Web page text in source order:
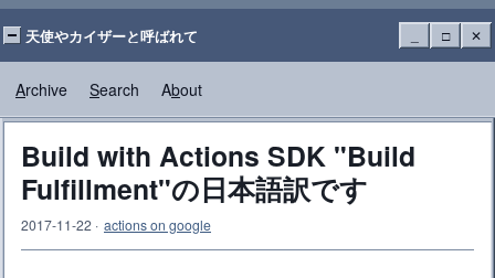
天使やカイザーと呼ばれて □ ✕
Archive Search About
Build with Actions SDK "Build
Fulfillment"の日本語訳です
2017-11-22 · actions on google